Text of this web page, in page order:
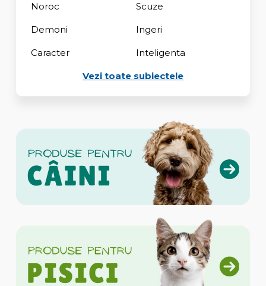
Noroc Scuze
Demoni Ingeri
Caracter Inteligenta
Vezi toate subiectele